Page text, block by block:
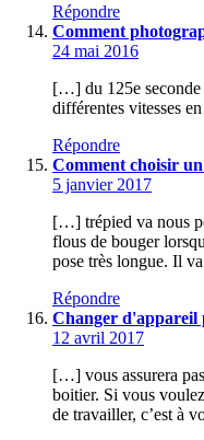
Répondre
Comment
24 mai 2016
[…] du 125e seconde
différentes vitesses
Répondre
Comment choisir
5 janvier 2017
[…] trépied va nous
flous de bouger
pose très longue. Il
Répondre
Changer d'appareil
12 avril 2017
[…] vous assurera
boitier. Si vous
de travailler, c’est à